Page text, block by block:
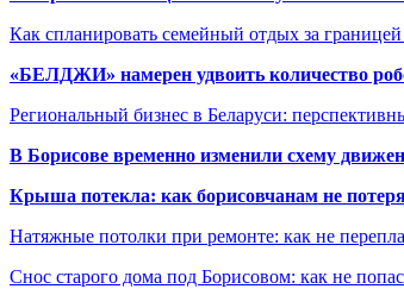
Как спланировать семейный отдых за
«БЕЛДЖИ» намерен удвоить количество
Региональный бизнес в Беларуси:
В Борисове временно изменили схему
Крыша потекла: как борисовчанам не
Натяжные потолки при ремонте: как не
Снос старого дома под Борисовом: как не